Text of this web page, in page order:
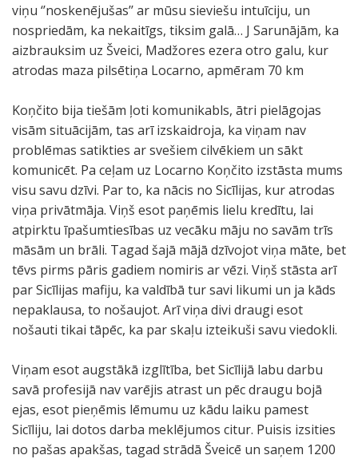
viņu ‘’noskenējušas’’ ar mūsu sieviešu intuīciju, un
nospriedām, ka nekaitīgs, tiksim galā… J Sarunājām, ka
aizbrauksim uz Šveici, Madžores ezera otro galu, kur
atrodas maza pilsētiņa Locarno, apmēram 70 km
Koņčito bija tiešām ļoti komunikabls, ātri pielāgojas
visām situācijām, tas arī izskaidroja, ka viņam nav
problēmas satikties ar svešiem cilvēkiem un sākt
komunicēt. Pa ceļam uz Locarno Koņčito izstāsta mums
visu savu dzīvi. Par to, ka nācis no Sicīlijas, kur atrodas
viņa privātmāja. Viņš esot paņēmis lielu kredītu, lai
atpirktu īpašumtiesības uz vecāku māju no savām trīs
māsām un brāli. Tagad šajā mājā dzīvojot viņa māte, bet
tēvs pirms pāris gadiem nomiris ar vēzi. Viņš stāsta arī
par Sicīlijas mafiju, ka valdībā tur savi likumi un ja kāds
nepaklausa, to nošaujot. Arī viņa divi draugi esot
nošauti tikai tāpēc, ka par skaļu izteikuši savu viedokli.
Viņam esot augstākā izglītība, bet Sicīlijā labu darbu
savā profesijā nav varējis atrast un pēc draugu bojā
ejas, esot pieņēmis lēmumu uz kādu laiku pamest
Sicīliju, lai dotos darba meklējumos citur. Puisis izsities
no pašas apakšas, tagad strādā Šveicē un saņem 1200